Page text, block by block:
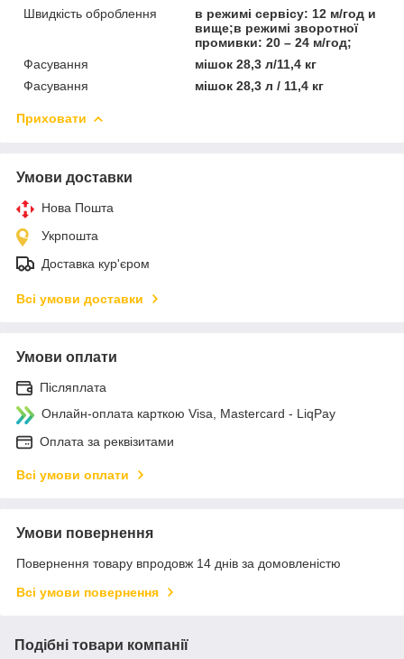
Швидкість оброблення
в режимі сервісу: 12 м/год и
вище;в режимі зворотної
промивки: 20 – 24 м/год;
Фасування
мішок 28,3 л/11,4 кг
Фасування
мішок 28,3 л / 11,4 кг
Приховати
Умови доставки
Нова Пошта
Укрпошта
Доставка кур'єром
Всі умови доставки
Умови оплати
Післяплата
Онлайн-оплата карткою Visa, Mastercard - LiqPay
Оплата за реквізитами
Всі умови оплати
Умови повернення
Повернення товару впродовж 14 днів за домовленістю
Всі умови повернення
Подібні товари компанії